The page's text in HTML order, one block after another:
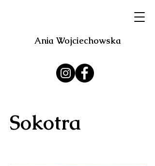
Ania Wojciechowska
Sokotra